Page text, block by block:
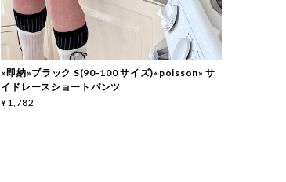
«即納»ブラック S(90-100 サイズ)«poisson» サ
イドレースショートパンツ
¥1,782